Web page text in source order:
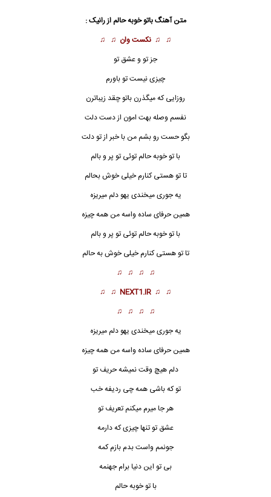
متن آهنگ باتو خوبه حالم از رانیک :
♫ ♫ نکست وان ♫ ♫
جز تو و‌ عشق تو
چیزی نیست تو باورم
روزایی که میگذرن باتو چقد زیباترن
نفسم وصله بهت امون از دست دلت
بگو حست رو بشم من با خبر از تو دلت
با تو خوبه حالم توئی تو پر و بالم
تا تو هستی کنارم خیلی خوش بحالم
یه جوری میخندی یهو دلم میریزه
همین حرفای ساده واسه من همه چیزه
با تو خوبه حالم توئی تو پر و بالم
تا تو هستی کنارم خیلیخوش به حالم
♫ ♫ ♫ ♫
♫ ♫
NEXT1.IR
♫ ♫
♫ ♫ ♫ ♫
یه جوری میخندی یهو دلم میریزه
همین حرفای ساده واسه من همه چیزه
دلم هیچ وقت نمیشه حریف تو
تو که باشی همه چی ردیفه خب
هر جا میرم میکنم تعریف تو
عشق تو تنها چیزی که دارمه
جونمم واست بدم بازم کمه
بی تو این دنیا برام جهنمه
با تو خوبه حالم